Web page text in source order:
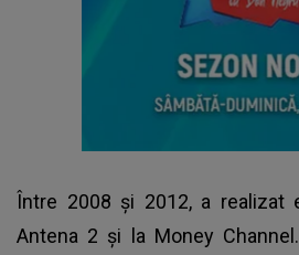
Între 2008 și 2012, a realizat
Antena 2 și la Money